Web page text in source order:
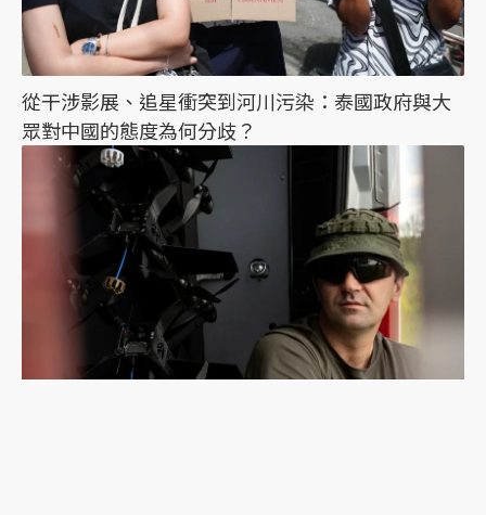
從干涉影展、追星衝突到河川污染：泰國政府與大
眾對中國的態度為何分歧？